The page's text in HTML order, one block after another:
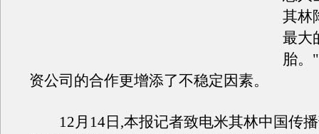
其林
最大
胎。
资公司的合作更增添了不稳定因素。
12月14日,本报记者致电米其林中国传播